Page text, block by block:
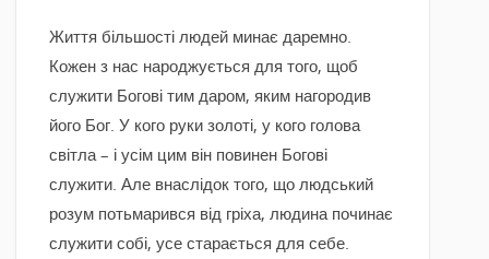
Життя більшості людей минає даремно.
Кожен з нас народжується для того, щоб
служити Богові тим даром, яким нагородив
його Бог. У кого руки золоті, у кого голова
світла – і усім цим він повинен Богові
служити. Але внаслідок того, що людський
розум потьмарився від гріха, людина починає
служити собі, усе старається для себе.